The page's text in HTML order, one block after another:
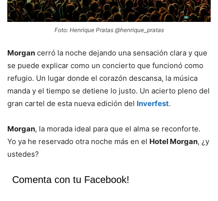
Foto: Henrique Pratas @henrique_pratas
Morgan cerró la noche dejando una sensación clara y que
se puede explicar como un concierto que funcionó como
refugio. Un lugar donde el corazón descansa, la música
manda y el tiempo se detiene lo justo. Un acierto pleno del
gran cartel de esta nueva edición del Inverfest.
Morgan, la morada ideal para que el alma se reconforte.
Yo ya he reservado otra noche más en el Hotel Morgan, ¿y
ustedes?
Comenta con tu Facebook!